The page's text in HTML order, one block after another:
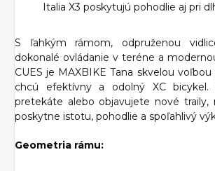
Italia X3 poskytujú pohodlie aj pri
S ľahkým rámom, odpruženou
dokonalé ovládanie v teréne a
CUES je MAXBIKE Tana skvelou
chcú efektívny a odolný XC
pretekáte alebo objavujete nové traily,
poskytne istotu, pohodlie a spoľahlivý
Geometria rámu: